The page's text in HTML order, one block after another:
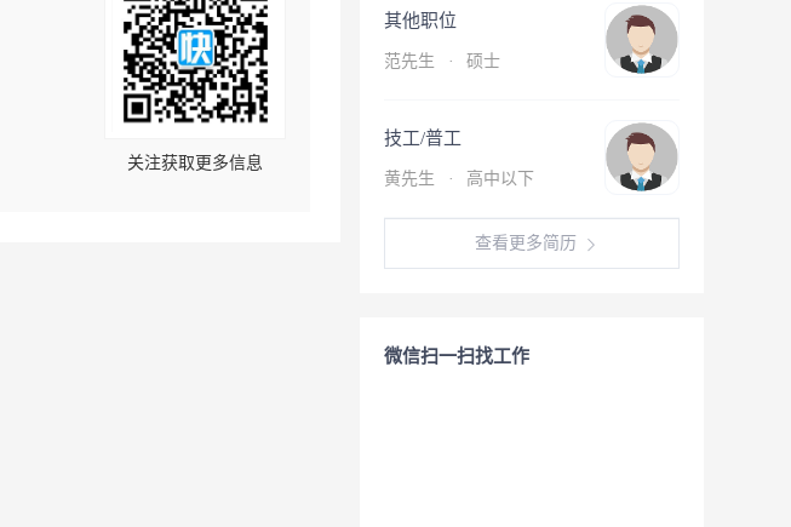
关注获取更多信息
其他职位
范先生 · 硕士
技工/普工
黄先生 · 高中以下
查看更多简历
微信扫一扫找工作